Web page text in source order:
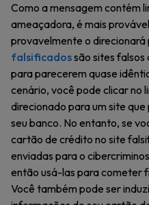
Como a mensagem contém
ameaçadora, é mais
provavelmente o
falsificadossão sites falsos
para parecerem quase
cenário, você pode clicar no
direcionado para um site
seu banco. No entanto, se
cartão de crédito no site
enviadas para o
então usá-las para cometer
Você também pode ser